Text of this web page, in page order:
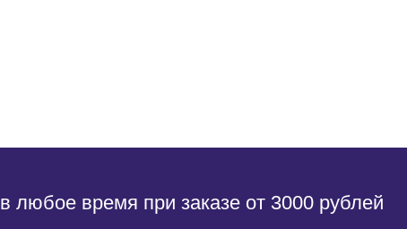
в любое время при заказе от 3000 рублей